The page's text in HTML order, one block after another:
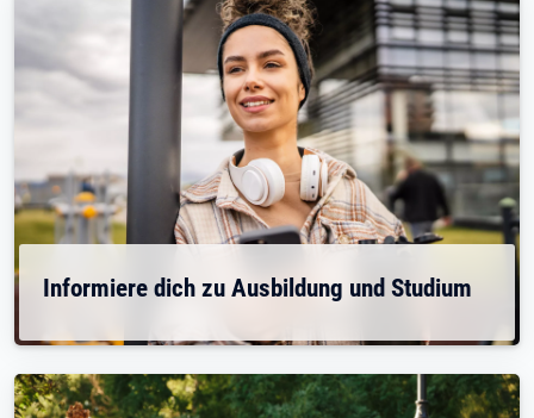
Informiere dich zu Ausbildung und Studium